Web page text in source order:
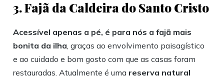
3. Fajã da Caldeira do Santo Cristo
Acessível apenas a pé, é para nós a fajã mais
bonita da ilha , graças ao envolvimento paisagístico
e ao cuidado e bom gosto com que as casas foram
restauradas. Atualmente é uma reserva natural